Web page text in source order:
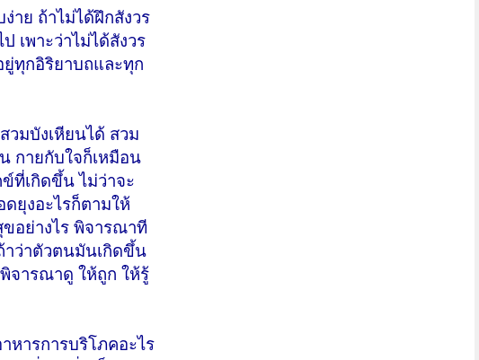
าย ถ้าไม่ได้ฝึกสังวร
เพาะว่าไม่ได้สังวร
ยู่ทุกอิริยาบถและทุก
วมบังเหียนได้ สวม
กายกับใจก็เหมือน
ที่เกิดขึ้น ไม่ว่าจะ
ยุงอะไรก็ตามให้
อย่างไร พิจารณาที
าว่าตัวตนมันเกิดขึ้น
จารณาดู ให้ถูก ให้รู้
หารการบริโภคอะไร